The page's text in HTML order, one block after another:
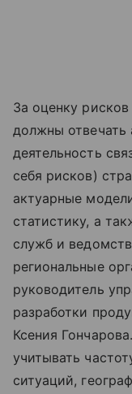
За оценку
должны отвечать
деятельность
себя рисков)
актуарные
статистику, а
служб и
региональные
руководитель
разработки
Ксения
учитывать
ситуаций,